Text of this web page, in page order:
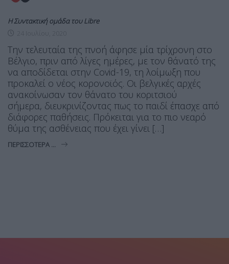
Η Συντακτική ομάδα του Libre
Την τελευταία της πνοή άφησε μία τρίχρονη στο
Βέλγιο, πριν από λίγες ημέρες, με τον θάνατό της
να αποδίδεται στην Covid-19, τη λοίμωξη που
προκαλεί ο νέος κορονοϊός. Οι βελγικές αρχές
ανακοίνωσαν τον θάνατο του κοριτσιού
σήμερα, διευκρινίζοντας πως το παιδί έπασχε από
διάφορες παθήσεις. Πρόκειται για το πιο νεαρό
θύμα της ασθένειας που έχει γίνει […]
ΠΕΡΙΣΣΌΤΕΡΑ ...